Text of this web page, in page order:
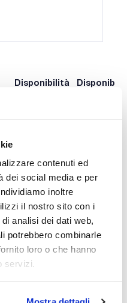
contenuti ed
dei social media e per
inoltre
il nostro sito con i
analisi dei dati web,
potrebbero combinarle
loro o che hanno
servizi.
Disponibilità
contatta i
contatta i
± 0.200
<= 0,100
e a regolazione
Con DISTRIMAN® è